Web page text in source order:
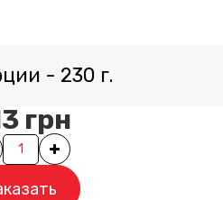
- 230 г.
грн